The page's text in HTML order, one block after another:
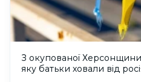
З окупованої
яку батьки ховали від